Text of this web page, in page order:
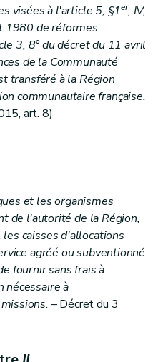
3 Suspension, réduction, retrait
provisoires et accords de principe
1re
Disposition générale
2 Autorisations provisoires
3 Accord de principe
spécifiques aux maisons d'accueil, maisons de vie communautaire et maisons d'hébergement de type familial
spécifiques aux maisons d'accueil et aux maisons de vie communautaire
visées à l'article 5, §1er, IV,
1980 de réformes
3, 8° du décret du 11 avril
de la Communauté
transféré à la Région
communautaire française.
art. 8)
et les organismes
de l'autorité de la Région,
caisses d'allocations
agréé ou subventionné
fournir sans frais à
nécessaire à
– Décret du 3